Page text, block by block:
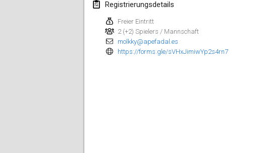
Registrierungsdetails
Freier Eintritt
2 (+2) Spielers / Mannschaft
molkky@apefadal.es
https://forms.gle/sVHxJimiwYp2s4rn7
4. Feb. 2023|
SM HalliMölkky - Finnish Championship